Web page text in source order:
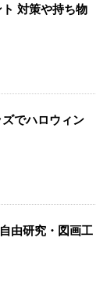
ト 対策や持ち物
でハロウィン
由研究・図画工